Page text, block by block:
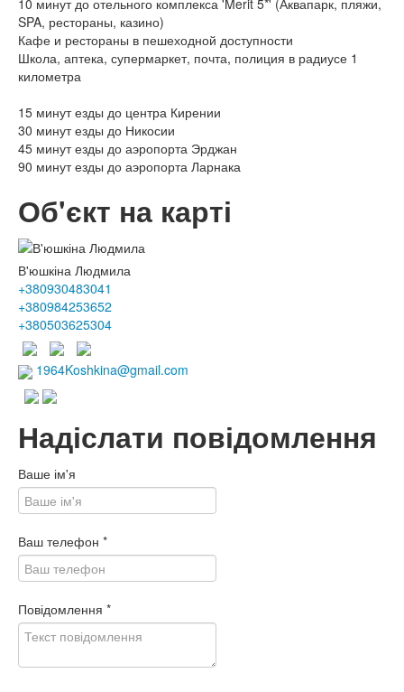
10 минут до отельного комплекса 'Merit 5*' (Аквапарк, пляжи,
SPA, рестораны, казино)
Кафе и рестораны в пешеходной доступности
Школа, аптека, супермаркет, почта, полиция в радиусе 1
километра
15 минут езды до центра Кирении
30 минут езды до Никосии
45 минут езды до аэропорта Эрджан
90 минут езды до аэропорта Ларнака
Об'єкт на карті
В'юшкіна Людмила
+380930483041
+380984253652
+380503625304
1964Koshkina@gmail.com
Надіслати повідомлення
Ваше ім'я
Ваш телефон *
Повідомлення *